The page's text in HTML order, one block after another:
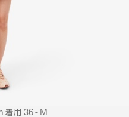
着用 36 - M